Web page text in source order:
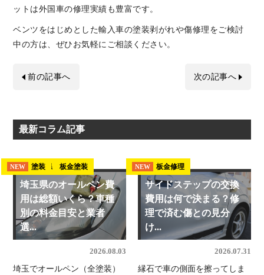
ットは外国車の修理実績も豊富です。
ベンツをはじめとした輸入車の塗装剥がれや傷修理をご検討
中の方は、ぜひお気軽にご相談ください。
前の記事へ 次の記事へ
最新コラム記事
NEW 埼玉県 板金塗装
NEW 塗装
埼玉県のオールペン費
用は総額いくら？車種
別の料金目安と業者
選...
2026.08.03
埼玉でオールペン（全塗装）
NEW 板金修理
サイドステップの交換
費用は何で決まる？修
理で済む傷との見分
け...
2026.07.31
縁石で車の側面を擦ってしま